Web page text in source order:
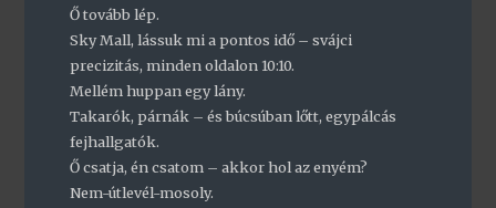
Ő tovább lép.
Sky Mall, lássuk mi a pontos idő – svájci
precizitás, minden oldalon 10:10.
Mellém huppan egy lány.
Takarók, párnák – és búcsúban lőtt, egypálcás
fejhallgatók.
Ő csatja, én csatom – akkor hol az enyém?
Nem-útlevél-mosoly.